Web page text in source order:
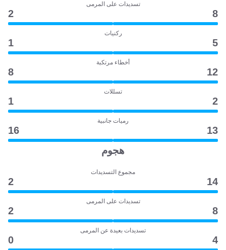
تسديدات على المرمى
8
2
ركنيات
5
1
أخطاء مرتكبة
12
8
تسللات
2
1
رميات جانبية
13
16
هجوم
مجموع التسديدات
14
2
تسديدات على المرمى
8
2
تسديدات بعيدة عن المرمى
4
0